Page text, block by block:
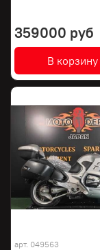
359000 руб
В корзину
арт. 049563